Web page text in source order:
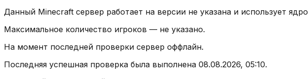
Данный Minecraft сервер работает на версии не указана и использует ядро
Максимальное количество игроков — не указано.
На момент последней проверки сервер оффлайн.
Последняя успешная проверка была выполнена 08.08.2026, 05:10.